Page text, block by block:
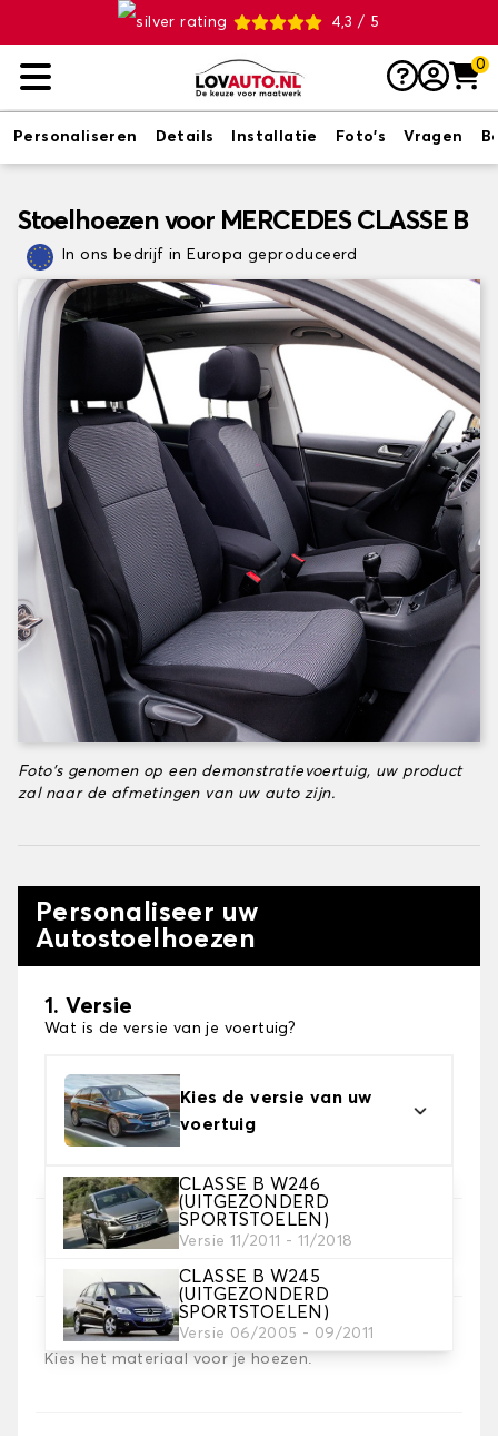
4,3 / 5
0
Personaliseren Details Installatie Foto's Vragen
Stoelhoezen voor MERCEDES CLASSE B
In ons bedrijf in Europa geproduceerd
Foto's genomen op een demonstratievoertuig, uw product
zal naar de afmetingen van uw auto zijn.
Personaliseer uw
Autostoelhoezen
1. Versie
Wat is de versie van je voertuig?
Kies de versie van uw
voertuig
CLASSE B W246
(UITGEZONDERD
SPORTSTOELEN)
Versie 11/2011 - 11/2018
CLASSE B W245
(UITGEZONDERD
SPORTSTOELEN)
Versie 06/2005 - 09/2011
2. Set hoezen
3. Materiaal
Kies het materiaal voor je hoezen.